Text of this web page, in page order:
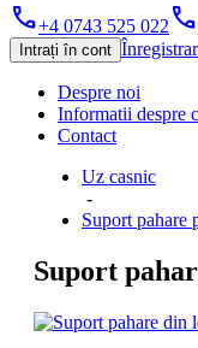
phone+4 0743 525 022 phone
Intrați în cont
Despre noi
Informatii despre
Contact
Uz casnic
-
Suport pahare
Suport